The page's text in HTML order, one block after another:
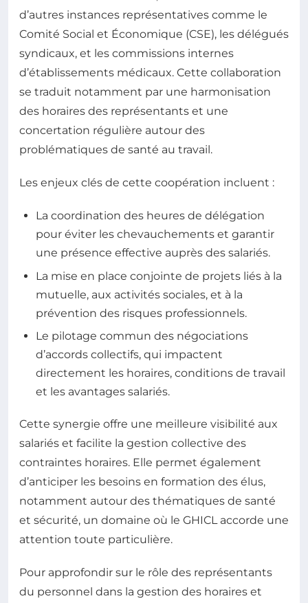
d’autres instances représentatives comme le
Comité Social et Économique (CSE), les délégués
syndicaux, et les commissions internes
d’établissements médicaux. Cette collaboration
se traduit notamment par une harmonisation
des horaires des représentants et une
concertation régulière autour des
problématiques de santé au travail.
Les enjeux clés de cette coopération incluent :
La coordination des heures de délégation
pour éviter les chevauchements et garantir
une présence effective auprès des salariés.
La mise en place conjointe de projets liés à la
mutuelle, aux activités sociales, et à la
prévention des risques professionnels.
Le pilotage commun des négociations
d’accords collectifs, qui impactent
directement les horaires, conditions de travail
et les avantages salariés.
Cette synergie offre une meilleure visibilité aux
salariés et facilite la gestion collective des
contraintes horaires. Elle permet également
d’anticiper les besoins en formation des élus,
notamment autour des thématiques de santé
et sécurité, un domaine où le GHICL accorde une
attention toute particulière.
Pour approfondir sur le rôle des représentants
du personnel dans la gestion des horaires et